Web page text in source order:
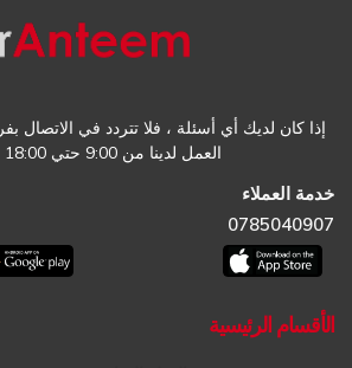
إذا كان لديك أي أسئلة ، فلا تتردد في الاتصال
العمل لدينا من 9:00 حتي 18:00 من السبت إلى الخميس
خدمة العملاء
0785040907
الأقسام الرئيسية